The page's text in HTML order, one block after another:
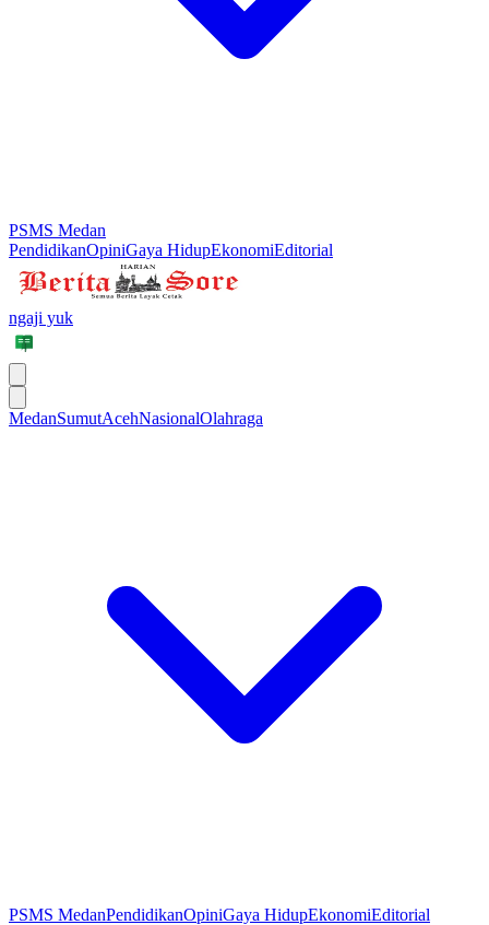
PSMS Medan
PendidikanOpiniGaya HidupEkonomiEditorial
ngaji yuk
MedanSumutAcehNasionalOlahraga
PSMS MedanPendidikanOpiniGaya HidupEkonomiEditorial